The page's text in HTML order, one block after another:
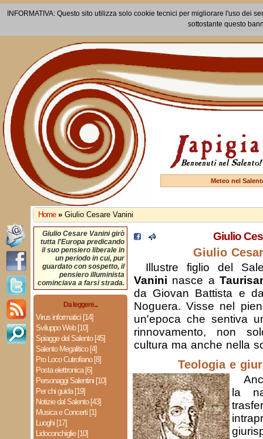
INFORMATIVA: Questo sito utilizza solo cookie tecnici per migliorare l'uso dei
sottostante questo
Meteo nel
Home » Giulio Cesare Vanini
Giulio Cesare Vanini girò
tutta l'Europa predicando
il suo pensiero liberale in
un periodo in cui, pur
guardato con sospetto, il
pensiero illuminista
cominciava a farsi strada.
Da leggere...
Virus informatici [14]
Sviluppo Web [10]
Spiagge del Salento [45]
Salento Megalitico [4]
Pro Loco Cutrofiano [8]
Posta elettronica [6]
Personaggi Salentini [10]
Per chi guida [19]
Notizie dal Salento [43]
Musica e Concerti [1]
Luoghi [17]
Lidoconchiglie [10]
Giulio
Giulio
Illustre figlio del
Vanini nasce a
da Giovan Battista e
Noguera. Visse nel
un'epoca che sentiva
rinnovamento, non
cultura ma anche nella
Teologia e
la